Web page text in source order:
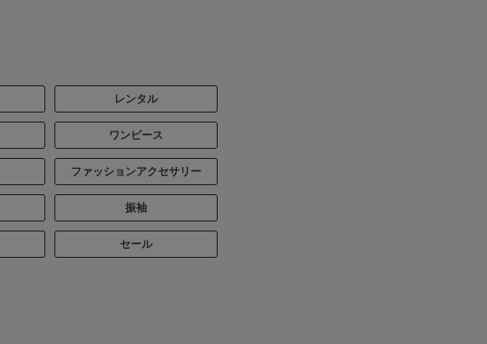
レンタル
ワンピース
ファッションアクセサリー
振袖
セール